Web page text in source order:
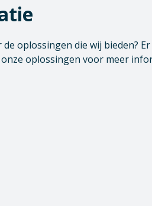
oplossingen die wij bieden?
oplossingen voor meer